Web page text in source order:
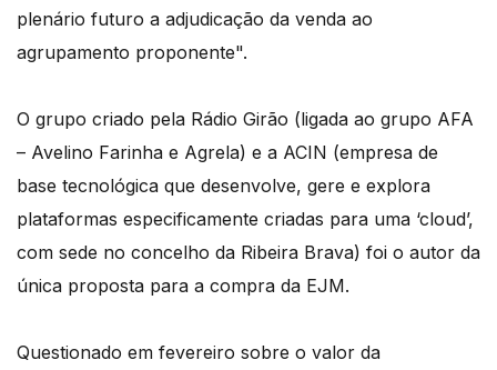
plenário futuro a adjudicação da venda ao
agrupamento proponente".
O grupo criado pela Rádio Girão (ligada ao grupo AFA
– Avelino Farinha e Agrela) e a ACIN (empresa de
base tecnológica que desenvolve, gere e explora
plataformas especificamente criadas para uma ‘cloud’,
com sede no concelho da Ribeira Brava) foi o autor da
única proposta para a compra da EJM.
Questionado em fevereiro sobre o valor da